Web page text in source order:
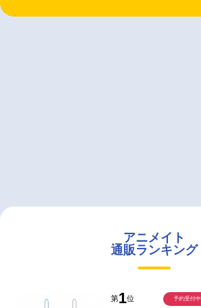
アニメイト
通販ランキング
第1位 予約受付中